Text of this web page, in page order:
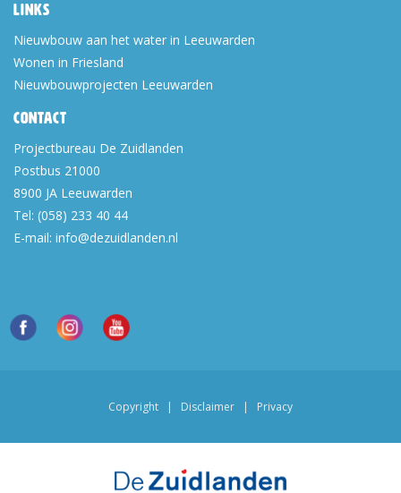
Links
Nieuwbouw aan het water in Leeuwarden
Wonen in Friesland
Nieuwbouwprojecten Leeuwarden
Contact
Projectbureau De Zuidlanden
Postbus 21000
8900 JA Leeuwarden
Tel: (058) 233 40 44
E-mail: info@dezuidlanden.nl
Copyright | Disclaimer | Privacy